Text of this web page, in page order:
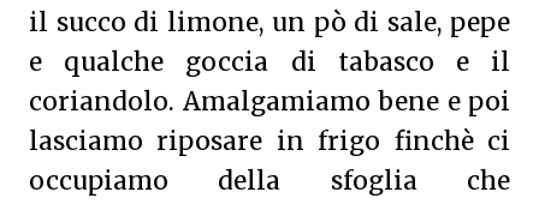
il succo di limone, un pò di sale, pepe
e qualche goccia di tabasco e il
coriandolo. Amalgamiamo bene e poi
lasciamo riposare in frigo finchè ci
occupiamo della sfoglia che